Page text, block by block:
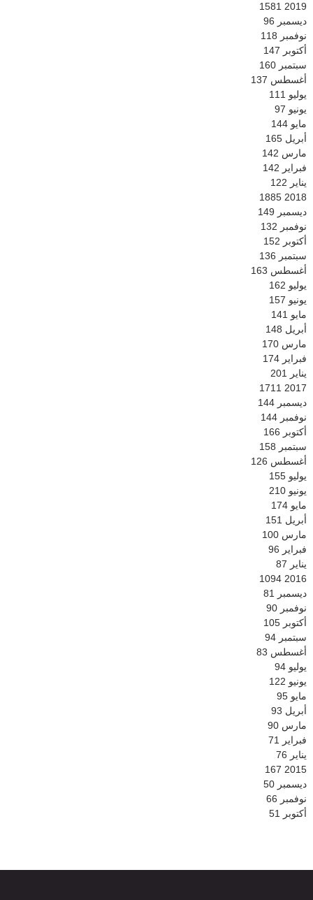
2019
1581
ديسمبر 96
نوفمبر 118
أكتوبر 147
سبتمبر 160
أغسطس 137
يوليو 111
يونيو 97
مايو 144
أبريل 165
مارس 142
فبراير 142
يناير 122
2018
1885
ديسمبر 149
نوفمبر 132
أكتوبر 152
سبتمبر 136
أغسطس 163
يوليو 162
يونيو 157
مايو 141
أبريل 148
مارس 170
فبراير 174
يناير 201
2017
1711
ديسمبر 144
نوفمبر 144
أكتوبر 166
سبتمبر 158
أغسطس 126
يوليو 155
يونيو 210
مايو 174
أبريل 151
مارس 100
فبراير 96
يناير 87
2016
1094
ديسمبر 81
نوفمبر 90
أكتوبر 105
سبتمبر 94
أغسطس 83
يوليو 94
يونيو 122
مايو 95
أبريل 93
مارس 90
فبراير 71
يناير 76
2015
167
ديسمبر 50
نوفمبر 66
أكتوبر 51